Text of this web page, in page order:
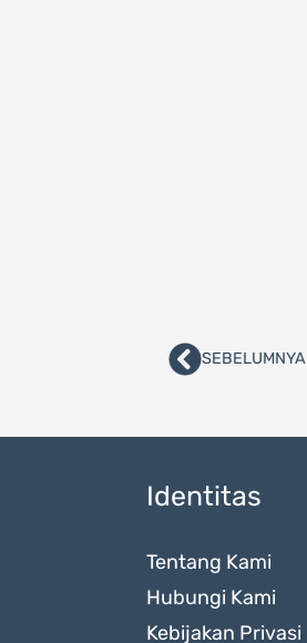
PrevSEBELUMNYA
Identitas
Tentang Kami
Hubungi Kami
Kebijakan Privasi